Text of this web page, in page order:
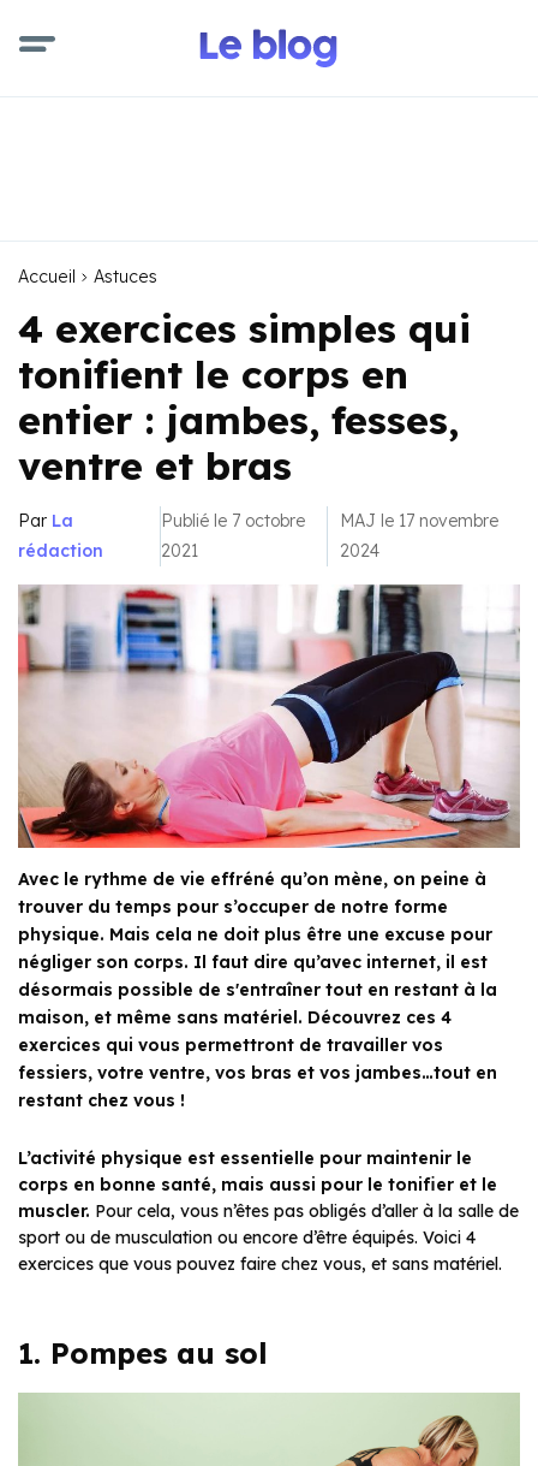
Accueil Astuces
4 exercices simples qui
tonifient le corps en
entier : jambes, fesses,
ventre et bras
Par La
rédaction
Publié le 7 octobre
2021
MAJ le 17 novembre
2024
Avec le rythme de vie effréné qu’on mène, on peine à
trouver du temps pour s’occuper de notre forme
physique. Mais cela ne doit plus être une excuse pour
négliger son corps. Il faut dire qu’avec internet, il est
désormais possible de s'entraîner tout en restant à la
maison, et même sans matériel. Découvrez ces 4
exercices qui vous permettront de travailler vos
fessiers, votre ventre, vos bras et vos jambes…tout en
restant chez vous !
L’activité physique est essentielle pour maintenir le
corps en bonne santé, mais aussi pour le tonifier et le
muscler. Pour cela, vous n’êtes pas obligés d’aller à la salle de
sport ou de musculation ou encore d’être équipés. Voici 4
exercices que vous pouvez faire chez vous, et sans matériel.
1. Pompes au sol